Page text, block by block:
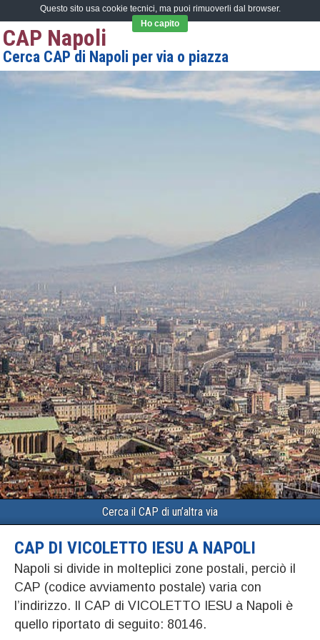
CAP Napoli
Cerca CAP di Napoli per via o piazza
Cerca il CAP di un’altra via
CAP DI VICOLETTO IESU A NAPOLI
Napoli si divide in molteplici zone postali, perciò il
CAP (codice avviamento postale) varia con
l’indirizzo. Il CAP di VICOLETTO IESU a Napoli è
quello riportato di seguito: 80146.
Questo sito usa cookie tecnici, ma puoi rimuoverli dal browser.
Ho capito